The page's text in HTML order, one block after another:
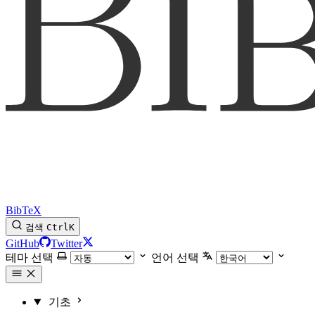
BibTeX
검색 CtrlK
GitHub
Twitter
테마 선택
언어 선택
기초